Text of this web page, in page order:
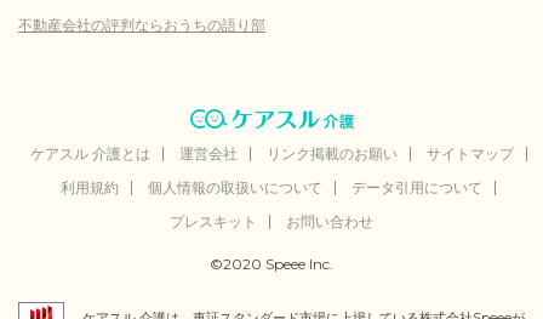
不動産会社の評判ならおうちの語り部
ケアスル 介護とは 運営会社 リンク掲載のお願い
サイトマップ
利用規約
個人情報の取扱いについて
データ引用について
プレスキット
お問い合わせ
©2020 Speee Inc.